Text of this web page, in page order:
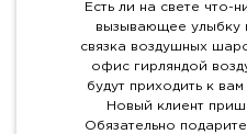
Есть ли на свете что-
вызывающее улыбку
связка воздушных
офис гирляндой
будут приходить к
Новый клиент
Обязательно